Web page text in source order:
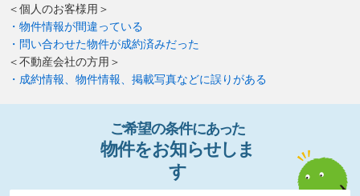
＜個人のお客様用＞
・物件情報が間違っている
・問い合わせた物件が成約済みだった
＜不動産会社の方用＞
・成約情報、物件情報、掲載写真などに誤りがある
ご希望の条件にあった
物件をお知らせし ま
す